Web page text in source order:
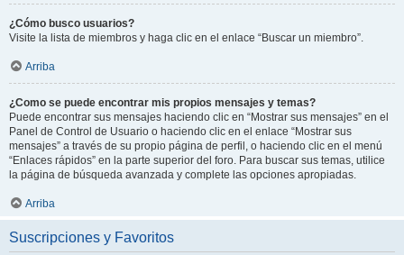
¿Cómo busco usuarios?
Visite la lista de miembros y haga clic en el enlace “Buscar un miembro”.
Arriba
¿Como se puede encontrar mis propios mensajes y temas?
Puede encontrar sus mensajes haciendo clic en “Mostrar sus mensajes” en el
Panel de Control de Usuario o haciendo clic en el enlace “Mostrar sus
mensajes” a través de su propio página de perfil, o haciendo clic en el menú
“Enlaces rápidos” en la parte superior del foro. Para buscar sus temas, utilice
la página de búsqueda avanzada y complete las opciones apropiadas.
Arriba
Suscripciones y Favoritos